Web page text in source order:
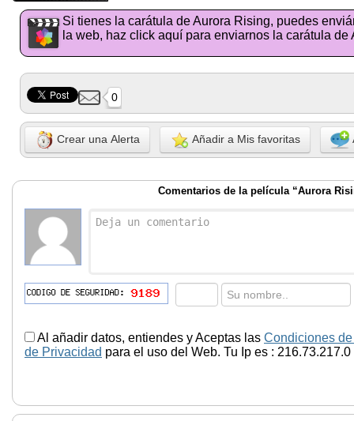
Si tienes la carátula de Aurora Rising, puedes
la web, haz click aquí para enviarnos la carátula de
0
Crear una Alerta Añadir a Mis favoritas
Comentarios de la película “Aurora
Al añadir datos, entiendes y Aceptas las Condiciones
de Privacidad para el uso del Web. Tu Ip es : 216.73.217.0